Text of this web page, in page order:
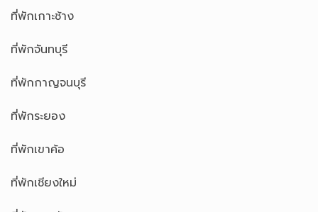
ที่พักเกาะช้าง
ที่พักจันทบุรี
ที่พักกาญจนบุรี
ที่พักระยอง
ที่พักเขาค้อ
ที่พักเชียงใหม่